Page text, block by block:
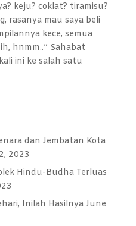
keju? coklat? tiramisu?
rasanya mau saya beli
kece, semua
hnmm..” Sahabat
ini ke salah satu
dan Jembatan Kota
2023
Hindu-Budha Terluas
Inilah Hasilnya June